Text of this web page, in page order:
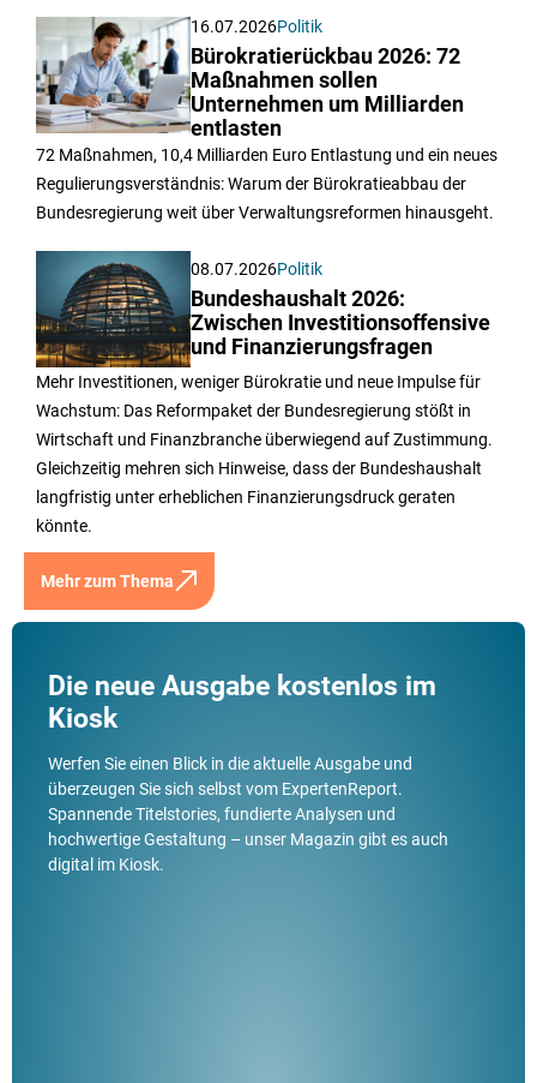
16.07.2026Politik
Bürokratierückbau 2026: 72
Maßnahmen sollen
Unternehmen um Milliarden
entlasten
72 Maßnahmen, 10,4 Milliarden Euro Entlastung und ein neues
Regulierungsverständnis: Warum der Bürokratieabbau der
Bundesregierung weit über Verwaltungsreformen hinausgeht.
08.07.2026Politik
Bundeshaushalt 2026:
Zwischen Investitionsoffensive
und Finanzierungsfragen
Mehr Investitionen, weniger Bürokratie und neue Impulse für
Wachstum: Das Reformpaket der Bundesregierung stößt in
Wirtschaft und Finanzbranche überwiegend auf Zustimmung.
Gleichzeitig mehren sich Hinweise, dass der Bundeshaushalt
langfristig unter erheblichen Finanzierungsdruck geraten
könnte.
Mehr zum Thema
Die neue Ausgabe kostenlos im
Kiosk
Werfen Sie einen Blick in die aktuelle Ausgabe und
überzeugen Sie sich selbst vom ExpertenReport.
Spannende Titelstories, fundierte Analysen und
hochwertige Gestaltung – unser Magazin gibt es auch
digital im Kiosk.